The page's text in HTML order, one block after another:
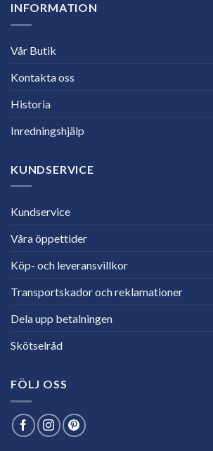
INFORMATION
Vår Butik
Kontakta oss
Historia
Inredningshjälp
KUNDSERVICE
Kundservice
Våra öppettider
Köp- och leveransvillkor
Transportskador och reklamationer
Dela upp betalningen
Skötselråd
FÖLJ OSS